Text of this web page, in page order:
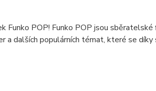
Funko POP! Funko POP jsou sběratelské
a dalších populárních témat, které se díky